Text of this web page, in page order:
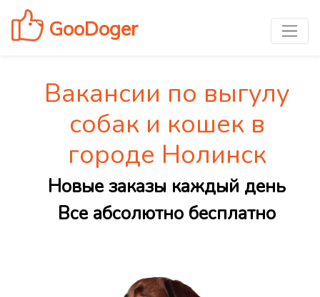
GooDoger
Вакансии по выгулу
собак и кошек в
городе Нолинск
Новые заказы каждый день
Все абсолютно бесплатно